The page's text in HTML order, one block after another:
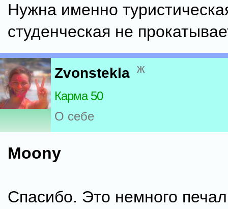
Нужна именно
студенческая не
Zvonstekla ж
Карма 50
О себе
Moony
Спасибо. Это немного